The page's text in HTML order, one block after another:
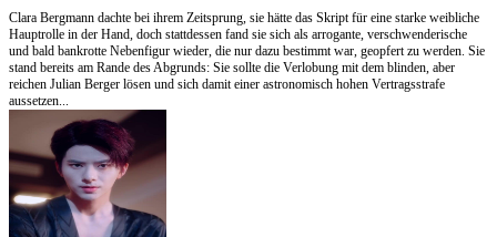
Clara Bergmann dachte bei ihrem Zeitsprung, sie hätte das Skript für eine starke weibliche
Hauptrolle in der Hand, doch stattdessen fand sie sich als arrogante, verschwenderische
und bald bankrotte Nebenfigur wieder, die nur dazu bestimmt war, geopfert zu werden. Sie
stand bereits am Rande des Abgrunds: Sie sollte die Verlobung mit dem blinden, aber
reichen Julian Berger lösen und sich damit einer astronomisch hohen Vertragsstrafe
aussetzen...